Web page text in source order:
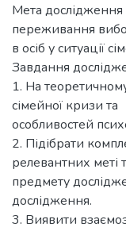
Мета дослідження
переживання
в осіб у ситуації
Завдання
1. На
сімейної кризи та
особливостей
2. Підібрати
релевантних меті
предмету
дослідження.
3. Виявити